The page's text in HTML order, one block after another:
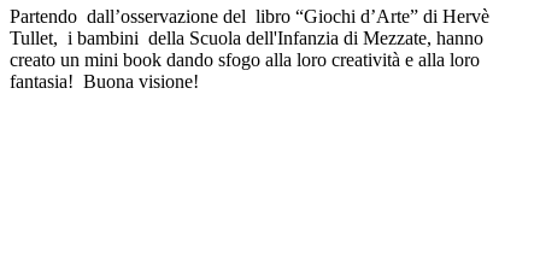
Partendo dall’osservazione del libro “Giochi d’Arte” di Hervè
Tullet, i bambini della Scuola dell'Infanzia di Mezzate, hanno
creato un mini book dando sfogo alla loro creatività e alla loro
fantasia! Buona visione!